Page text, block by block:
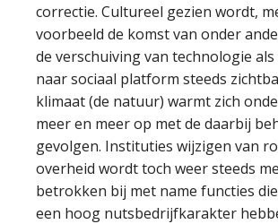
correctie. Cultureel gezien wordt,
voorbeeld de komst van onder
de verschuiving van technologie als
naar sociaal platform steeds
klimaat (de natuur) warmt zich
meer en meer op met de daarbij
gevolgen. Instituties wijzigen van
overheid wordt toch weer steeds
betrokken bij met name functies
een hoog nutsbedrijfkarakter